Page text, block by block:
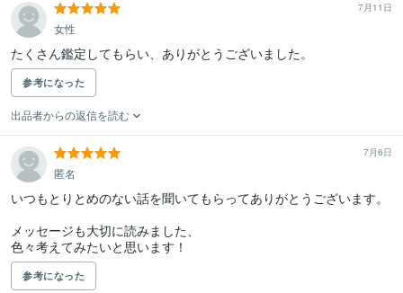
7月11日
女性
参考になった
出品者からの返信を読む
7月6日
匿名
いつもとりとめのない話を聞いてもらってありがとうございます。
メッセージも大切に読みました、
色々考えてみたいと思います！
参考になった